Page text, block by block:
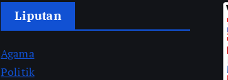
Liputan
Agama
Politik